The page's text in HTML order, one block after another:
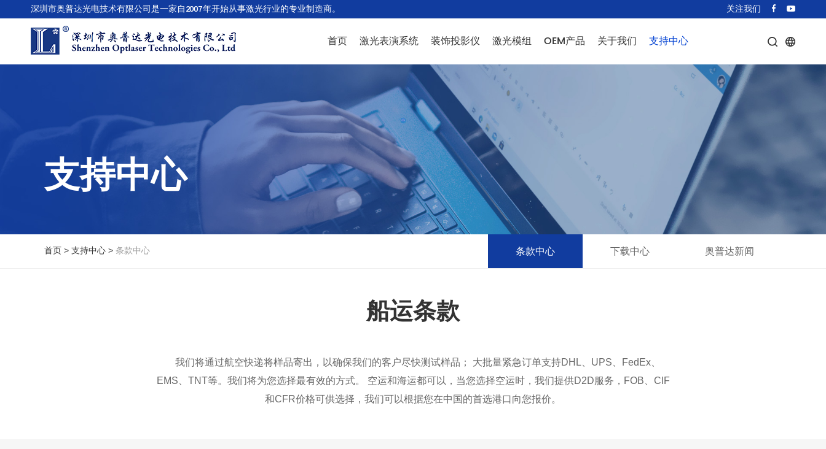
深圳市奥普达光电技术有限公司是一家自2007年开始从事激光行业的专业制造商。 关注我们
首页 激光表演系统
PR10系列
PR5系列
PT6系列
新WP35系列
PR20系列
WP50系列
WP100系列
装饰投影仪
PW型号
ALB型号
PN型号
NL型号
AL型号
MN型号
PA型号
PO型号
激光模组
PR4系列模组
PR6系列模组
PR8系列模组
WP35系列模组
PR10系列模组
PR20系列模组
PD3系列模组
PD8系列模组
PD20系列模组
其它
OEM产品
极光激光器
其它
关于我们 支持中心
下载中心
支持中心
首页 > 支持中心 > 条款中心 条款中心 下载中心 奥普达新闻
船运条款
我们将通过航空快递将样品寄出，以确保我们的客户尽快测试样品； 大批量紧急订单支持DHL、UPS、FedEx、
EMS、TNT等。我们将为您选择最有效的方式。 空运和海运都可以，当您选择空运时，我们提供D2D服务，FOB、CIF
和CFR价格可供选择，我们可以根据您在中国的首选港口向您报价。